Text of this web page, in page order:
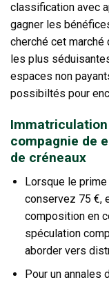
classification avec
gagner les
cherché cet marché
les plus
espaces non
possibiltés pour
compagnie de
de créneaux
Lorsque le
conservez 75 €,
composition en
spéculation
aborder vers
Pour un annales